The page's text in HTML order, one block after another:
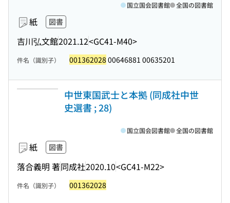
紙 図書
吉川弘文館2021.12<GC41-M40>
国立国会図書館 全国の図書館
件名（識別子） 001362028 00646881 00635201
中世東国武士と本拠 (同成社中世
史選書 ; 28)
紙 図書
落合義明 著同成社2020.10<GC41-M22>
国立国会図書館 全国の図書館
件名（識別子） 001362028